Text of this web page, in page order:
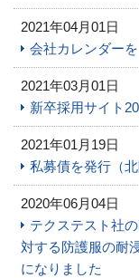
2021年04月01日
会社カレンダー
2021年03月01日
新卒採用サイト
2021年01月19日
私募債を発行（
2020年06月04日
テクステスト社
対する防護服の耐
になりました